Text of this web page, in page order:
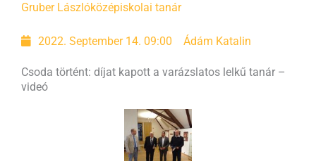
Gruber Lászlóközépiskolai tanár
2022. September 14. 09:00 Ádám Katalin
Csoda történt: díjat kapott a varázslatos lelkű tanár –
videó